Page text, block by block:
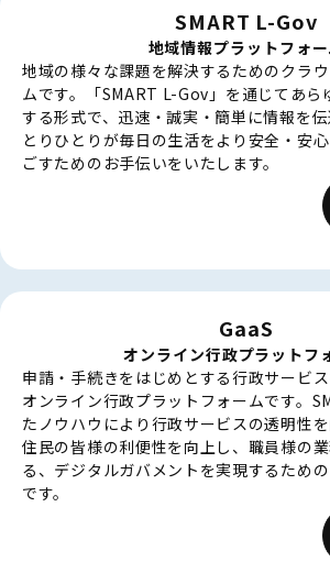
SMART L-Gov
地域情報プラットフォー
地域の様々な課題を解決するためのクラ
ムです。「SMART L-Gov」を通じてあら
する形式で、迅速・誠実・簡単に情報を
とりひとりが毎日の生活をより安全・安
ごすためのお手伝いをいたします。
GaaS
オンライン行政プラットフ
申請・手続きをはじめとする行政サービ
オンライン行政プラットフォームです。
たノウハウにより行政サービスの透明性を
住民の皆様の利便性を向上し、職員様の
る、デジタルガバメントを実現するため
です。